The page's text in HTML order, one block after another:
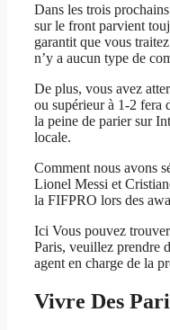
Dans les trois
sur le front parvient
garantit que vous
n’y a aucun type de
De plus, vous avez
ou supérieur à 1-2 fera
la peine de parier sur
locale.
Comment nous avons
Lionel Messi et
la FIFPRO lors des
Ici Vous pouvez
Paris, veuillez prendre
agent en charge de la
Vivre Des